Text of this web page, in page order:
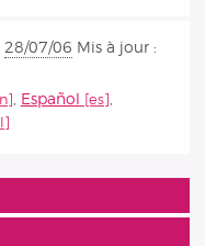
28/07/06 Mis à jour :
Español